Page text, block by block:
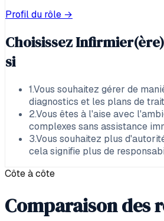
Profil du rôle →
Choisissez
si
1.Vous souhaitez gérer de
diagnostics et les plans de
2.Vous êtes à l'aise avec
complexes sans assistance
3.Vous souhaitez plus
cela signifie plus de
Côte à côte
Comparaison des